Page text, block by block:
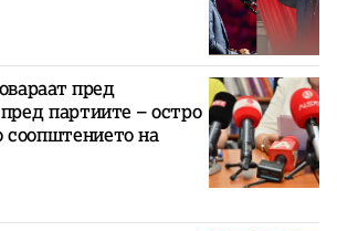
пред
партиите – остро
на